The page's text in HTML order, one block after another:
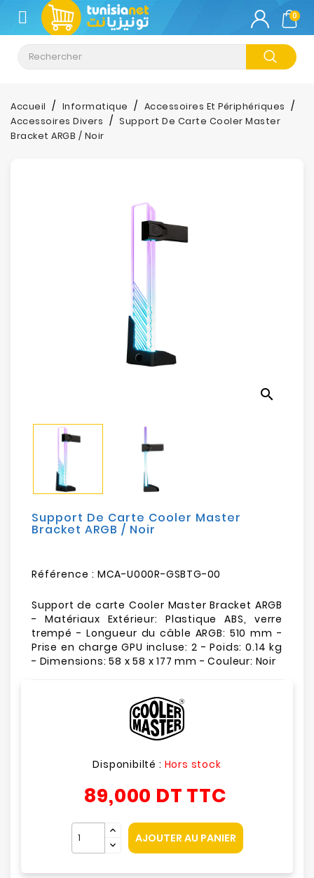
CATÉGORIE
Climatisation
Informatique
Téléphonie
Sécurité
Mobilités
Loisirs
0
Accueil Informatique
Accessoires Et Périphériques
Accessoires Divers
Support De Carte Cooler Master
Bracket ARGB / Noir
search
Support De Carte Cooler Master
Bracket ARGB / Noir
Référence : MCA-U000R-GSBTG-00
Support de carte Cooler Master Bracket ARGB
- Matériaux Extérieur: Plastique ABS, verre
trempé - Longueur du câble ARGB: 510 mm -
Prise en charge GPU incluse: 2 - Poids: 0.14 kg
- Dimensions: 58 x 58 x 177 mm - Couleur: Noir
Disponibilté : Hors stock
89,000 DT TTC
AJOUTER AU PANIER